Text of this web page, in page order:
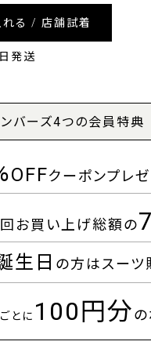
れる / 店舗試着
発送
ンバーズ4つの会員特典
OFFクーポンプレゼ
お買い上げ総額の
生日 の方はスーツ
とに 100円分